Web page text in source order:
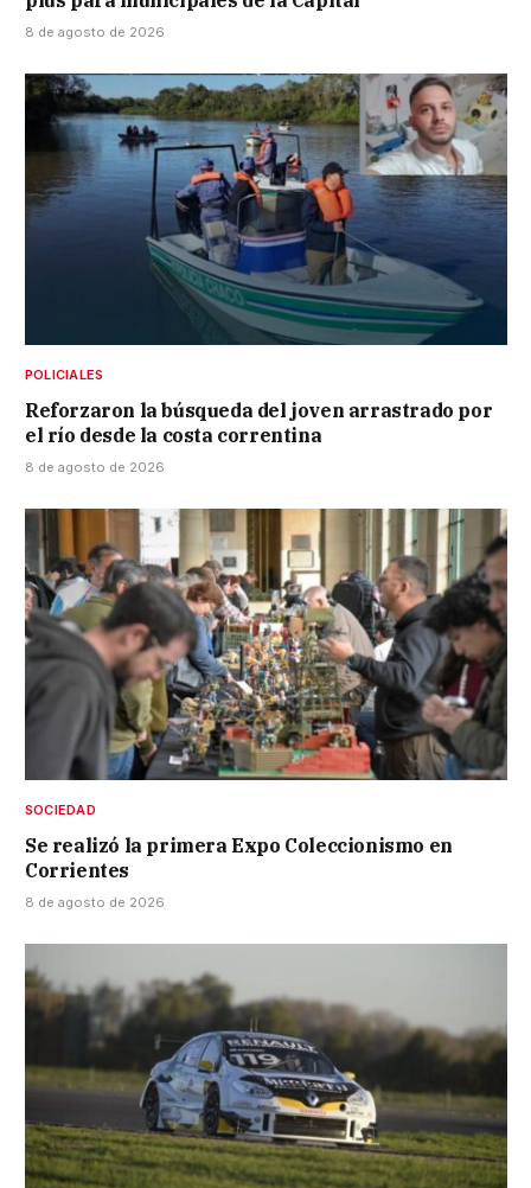
8 de agosto de 2026
POLICIALES
Reforzaron la búsqueda del joven arrastrado por
el río desde la costa correntina
8 de agosto de 2026
SOCIEDAD
Se realizó la primera Expo Coleccionismo en
Corrientes
8 de agosto de 2026